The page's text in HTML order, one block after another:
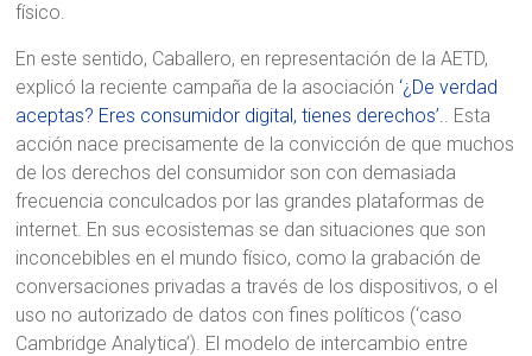
físico.
En este sentido, Caballero, en representación de la AETD,
explicó la reciente campaña de la asociación ‘¿De verdad
aceptas? Eres consumidor digital, tienes derechos’.. Esta
acción nace precisamente de la convicción de que muchos
de los derechos del consumidor son con demasiada
frecuencia conculcados por las grandes plataformas de
internet. En sus ecosistemas se dan situaciones que son
inconcebibles en el mundo físico, como la grabación de
conversaciones privadas a través de los dispositivos, o el
uso no autorizado de datos con fines políticos (‘caso
Cambridge Analytica’). El modelo de intercambio entre